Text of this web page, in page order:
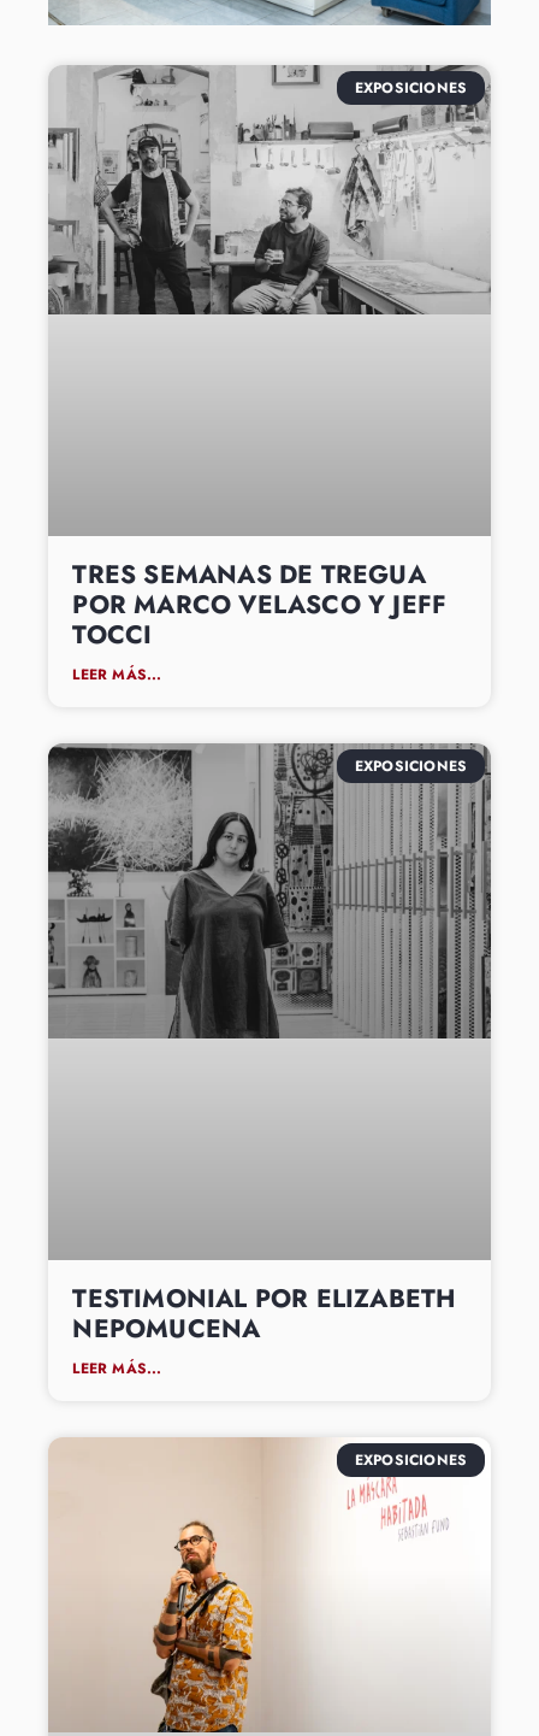
EXPOSICIONES
TRES SEMANAS DE TREGUA
POR MARCO VELASCO Y JEFF
TOCCI
LEER MÁS...
EXPOSICIONES
TESTIMONIAL POR ELIZABETH
NEPOMUCENA
LEER MÁS...
EXPOSICIONES